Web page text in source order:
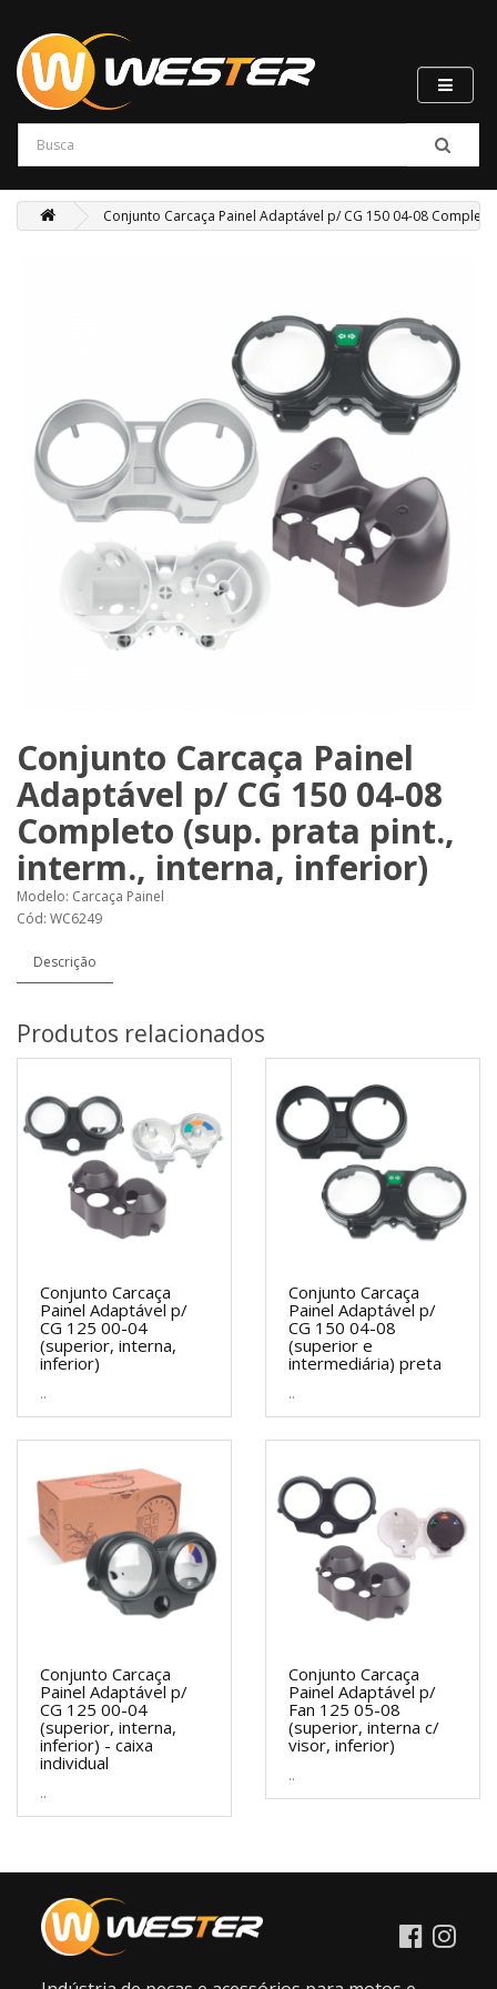
Conjunto Carcaça Painel Adaptável p/ CG 150 04-08
Conjunto Carcaça Painel
Adaptável p/ CG 150 04-08
Completo (sup. prata pint.,
interm., interna, inferior)
Modelo: Carcaça Painel
Cód: WC6249
Descrição
Produtos relacionados
Conjunto Carcaça
Painel Adaptável p/
CG 125 00-04
(superior, interna,
inferior)
..
Conjunto Carcaça
Painel Adaptável p/
CG 150 04-08
(superior e
intermediária) preta
..
Conjunto Carcaça
Painel Adaptável p/
CG 125 00-04
(superior, interna,
inferior) - caixa
individual
..
Conjunto Carcaça
Painel Adaptável p/
Fan 125 05-08
(superior, interna c/
visor, inferior)
..